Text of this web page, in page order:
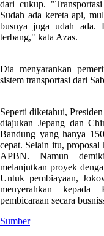
dari cukup.
Sudah ada kereta api,
busnya juga udah ada.
terbang," kata Azas.
Dia menyarankan
sistem transportasi dari
Seperti diketahui,
diajukan Jepang dan
Bandung yang hanya
cepat. Selain itu, proposal
APBN. Namun
melanjutkan proyek
Untuk pembiayaan,
menyerahkan
pembicaraan secara
Sumber